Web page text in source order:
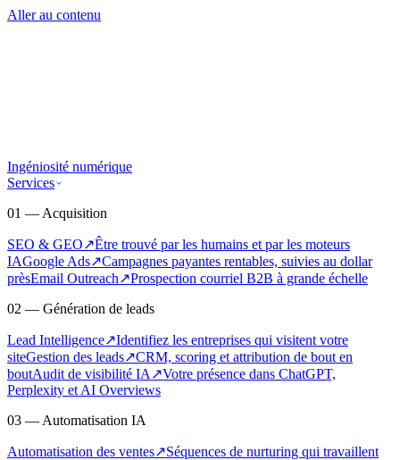
Aller au contenu
Ingéniosité numérique
Services
01 — Acquisition
SEO & GEO↗Être trouvé par les humains et par les moteurs
IAGoogle Ads↗Campagnes payantes rentables, suivies au dollar
prèsEmail Outreach↗Prospection courriel B2B à grande échelle
02 — Génération de leads
Lead Intelligence↗Identifiez les entreprises qui visitent votre
siteGestion des leads↗CRM, scoring et attribution de bout en
boutAudit de visibilité IA ↗Votre présence dans ChatGPT,
Perplexity et AI Overviews
03 — Automatisation IA
Automatisation des ventes↗Séquences de nurturing qui travaillent